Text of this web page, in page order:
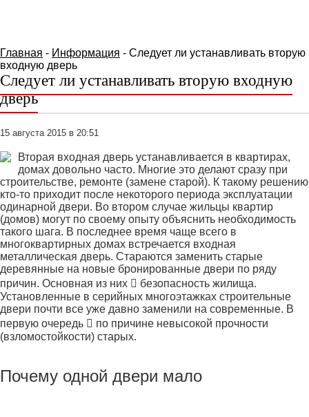
Главная - Информация - Следует ли устанавливать вторую
входную дверь
Следует ли устанавливать вторую входную
дверь
15 августа 2015 в 20:51
Вторая входная дверь устанавливается в квартирах,
домах довольно часто. Многие это делают сразу при
строительстве, ремонте (замене старой). К такому решению
кто-то приходит после некоторого периода эксплуатации
одинарной двери. Во втором случае жильцы квартир
(домов) могут по своему опыту объяснить необходимость
такого шага. В последнее время чаще всего в
многоквартирных домах встречается входная
металлическая дверь. Стараются заменить старые
деревянные на новые бронированные двери по ряду
причин. Основная из них  безопасность жилища.
Установленные в серийных многоэтажках строительные
двери почти все уже давно заменили на современные. В
первую очередь  по причине невысокой прочности
(взломостойкости) старых.
Почему одной двери мало